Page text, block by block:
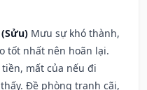
Mưu sự khó thành,
tốt nhất nên hoãn lại.
mất của nếu đi
Đề phòng tranh cãi,